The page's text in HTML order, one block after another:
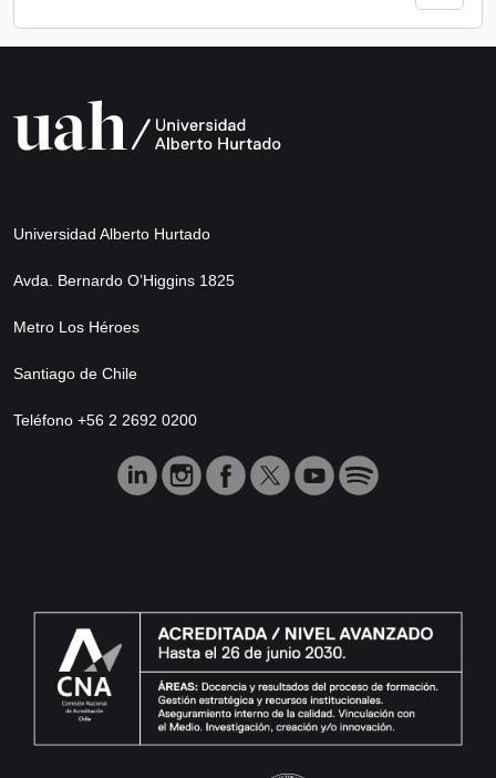
Universidad Alberto Hurtado
Avda. Bernardo O’Higgins 1825
Metro Los Héroes
Santiago de Chile
Teléfono +56 2 2692 0200